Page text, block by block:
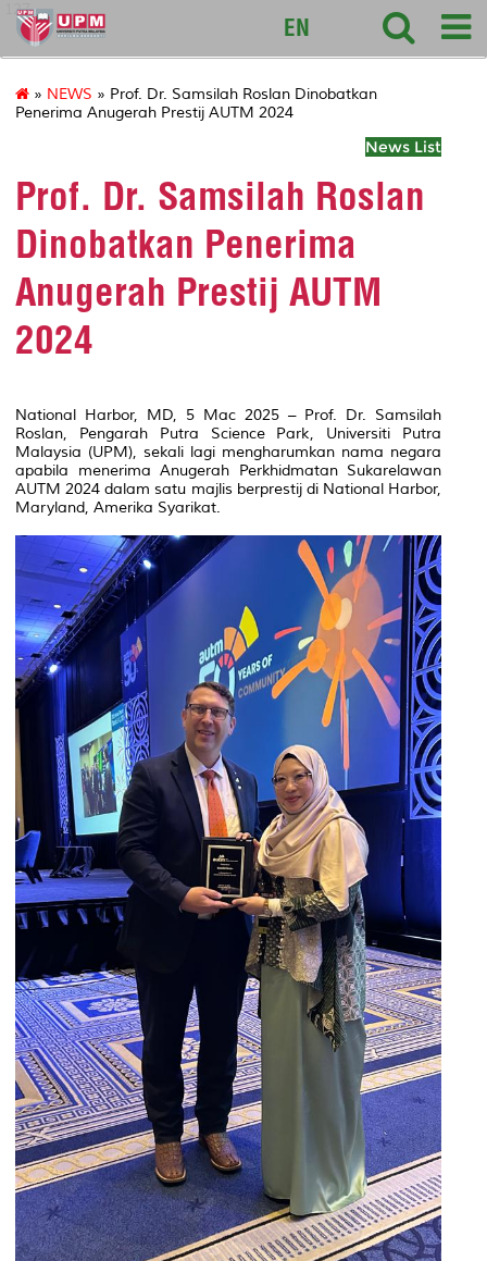
127
EN
» NEWS » Prof. Dr. Samsilah Roslan Dinobatkan
Penerima Anugerah Prestij AUTM 2024
News List
Prof. Dr. Samsilah Roslan
Dinobatkan Penerima
Anugerah Prestij AUTM
2024
National Harbor, MD, 5 Mac 2025 – Prof. Dr. Samsilah
Roslan, Pengarah Putra Science Park, Universiti Putra
Malaysia (UPM), sekali lagi mengharumkan nama negara
apabila menerima Anugerah Perkhidmatan Sukarelawan
AUTM 2024 dalam satu majlis berprestij di National Harbor,
Maryland, Amerika Syarikat.